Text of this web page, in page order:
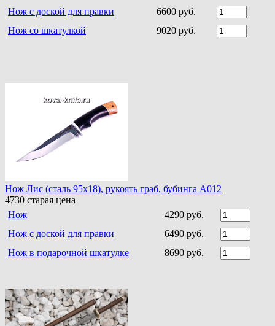
Нож с доской для правки
6600 руб.
Нож со шкатулкой
9020 руб.
Нож Лис (сталь 95х18), рукоять граб, бубинга A012
4730 старая цена
Нож
4290 руб.
Нож с доской для правки
6490 руб.
Нож в подарочной шкатулке
8690 руб.